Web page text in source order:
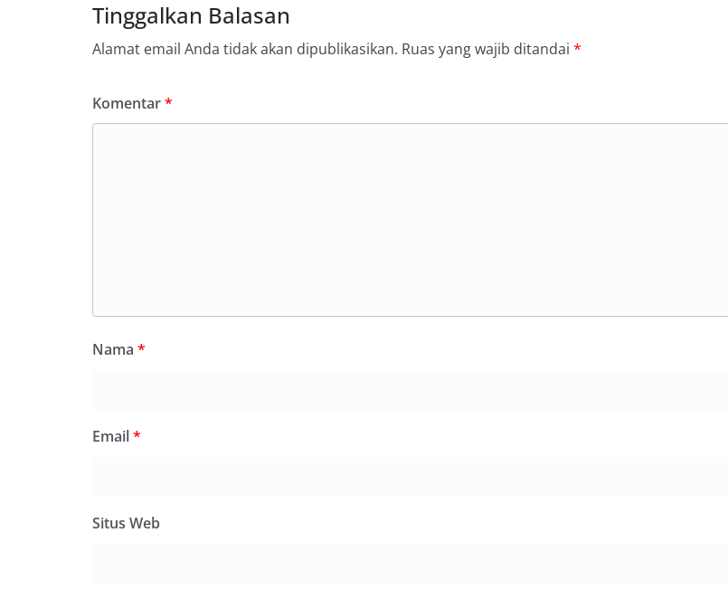
Tinggalkan Balasan
Alamat email Anda tidak akan dipublikasikan. Ruas yang wajib ditandai *
Komentar*
Nama *
Email*
Situs Web